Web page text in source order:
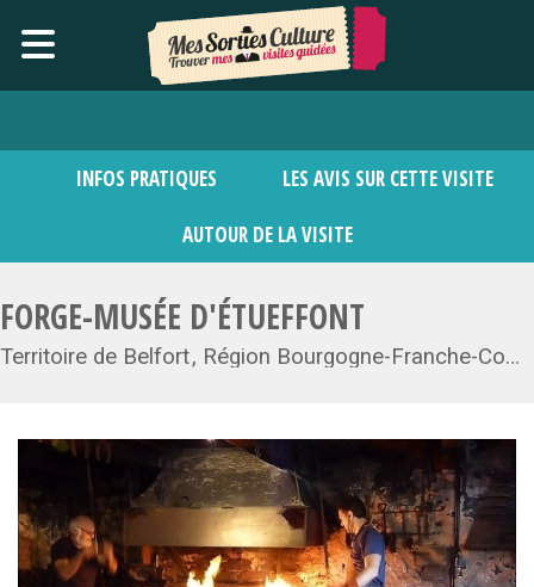
INFOS PRATIQUES LES AVIS SUR CETTE VISITE
AUTOUR DE LA VISITE
FORGE-MUSÉE D'ÉTUEFFONT
Territoire de Belfort Région Bourgogne-Franche-Comté